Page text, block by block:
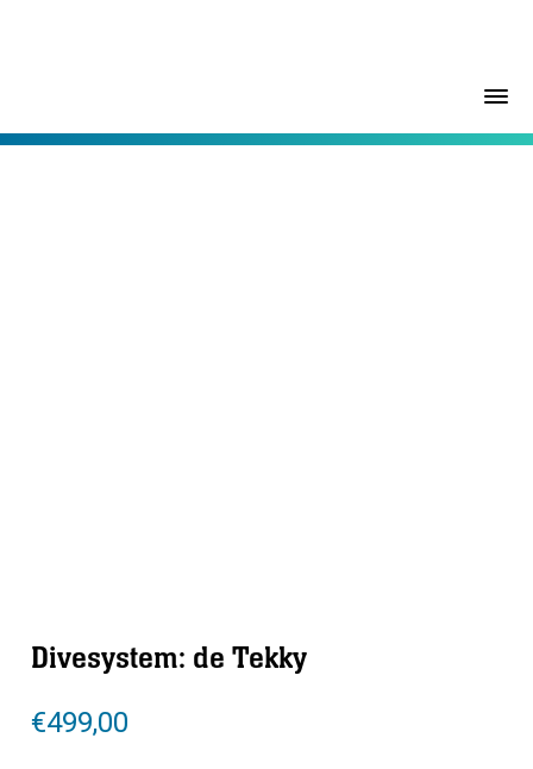
Divesystem: de Tekky
€499,00